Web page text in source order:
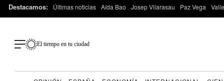
Destacamos: Últimas noticias Aída Bao Josep Vilarasau Paz Vega
El tiempo en tu ciudad